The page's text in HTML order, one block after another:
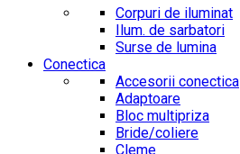
Corpuri de iluminat
Ilum. de sarbatori
Surse de lumina
Conectica
Accesorii conectica
Adaptoare
Bloc multipriza
Bride/coliere
Cleme